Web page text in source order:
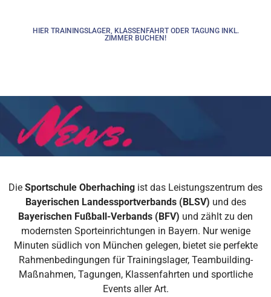
HIER TRAININGSLAGER, KLASSENFAHRT ODER TAGUNG INKL.
ZIMMER BUCHEN!
Die Sportschule Oberhaching ist das Leistungszentrum des
Bayerischen Landessportverbands (BLSV) und des
Bayerischen Fußball-Verbands (BFV) und zählt zu den
modernsten Sporteinrichtungen in Bayern. Nur wenige
Minuten südlich von München gelegen, bietet sie perfekte
Rahmenbedingungen für Trainingslager, Teambuilding-
Maßnahmen, Tagungen, Klassenfahrten und sportliche
Events aller Art.